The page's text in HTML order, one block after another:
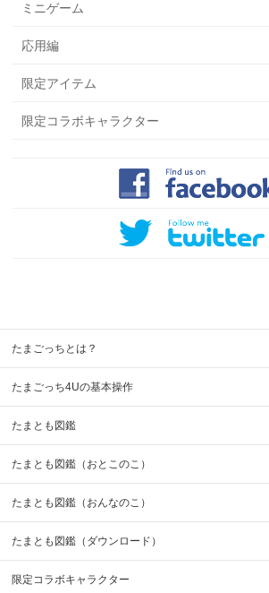
ミニゲーム
応用編
限定アイテム
限定コラボキャラクター
たまごっちとは？
たまごっち4Uの基本操作
たまとも図鑑
たまとも図鑑（おとこのこ）
たまとも図鑑（おんなのこ）
たまとも図鑑（ダウンロード）
限定コラボキャラクター